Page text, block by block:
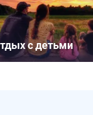
с детьми